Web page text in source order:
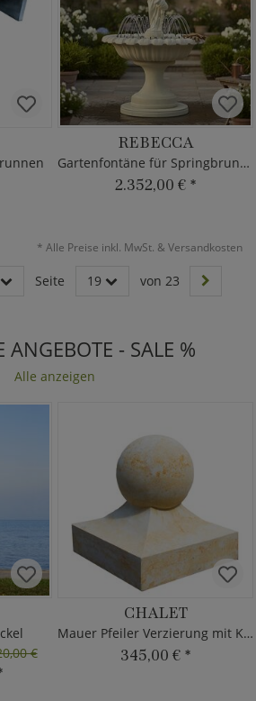
REBECCA
Gartenfontäne für Springbrunnen
2.352,00 € *
* Alle Preise inkl. MwSt. & Versandkosten
Seite 19 von 23
ANGEBOTE - SALE %
Alle anzeigen
€
CHALET
Mauer Pfeiler Verzierung mit Kugel
345,00 € *